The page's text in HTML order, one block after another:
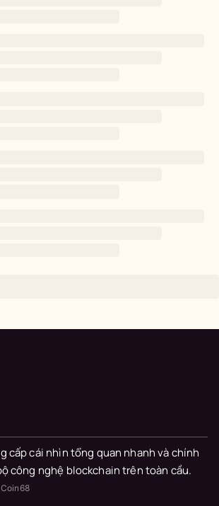
cấp cái nhìn tổng quan nhanh và chính
công nghệ blockchain trên toàn cầu.